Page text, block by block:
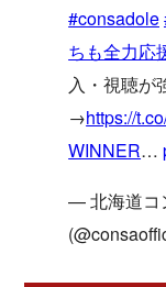
#consadole
ちも全力応
入・視聴が
→https://
WINNER…
— 北海道コ